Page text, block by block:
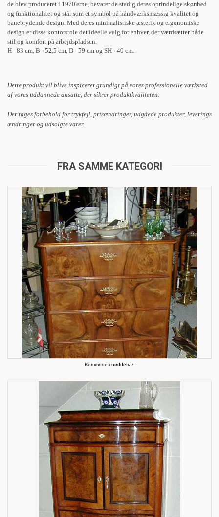
de blev produceret i 1970'erne, bevarer de stadig deres oprindelige skønhed
og funktionalitet og står som et symbol på håndværksmæssig kvalitet og
banebrydende design. Med deres minimalistiske æstetik og ergonomiske
design er disse kontorstole det ideelle valg for enhver, der værdsætter både
stil og komfort på arbejdspladsen.
H - 83 cm, B - 52,5 cm, D - 59 cm og SH - 40 cm.
Dette produkt vil blive inspiceret grundigt på vores professionelle værksted
af vores uddannede ansatte, der sikrer produktkvaliteten.
Der tages forbehold for trykfejl, prisændringer, udgåede produkter, leverings
ændringer og udsolgte varer.
FRA SAMME KATEGORI
Kommode i nøddetræ.